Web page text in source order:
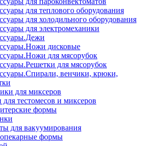
для теплового оборудования
для холодильного оборудования
для электромеханики
дисковые
для мясорубок
для мясорубок
венчики, крюки,
для миксеров
тестомесов и миксеров
формы
для вакуумирования
формы